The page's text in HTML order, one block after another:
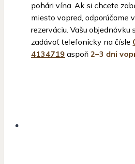
pohári vína. Ak si chcete
miesto vopred, odporúčame
rezerváciu. Vašu objednávku
zadávať telefonicky na čísle
4134719 aspoň 2–3 dni